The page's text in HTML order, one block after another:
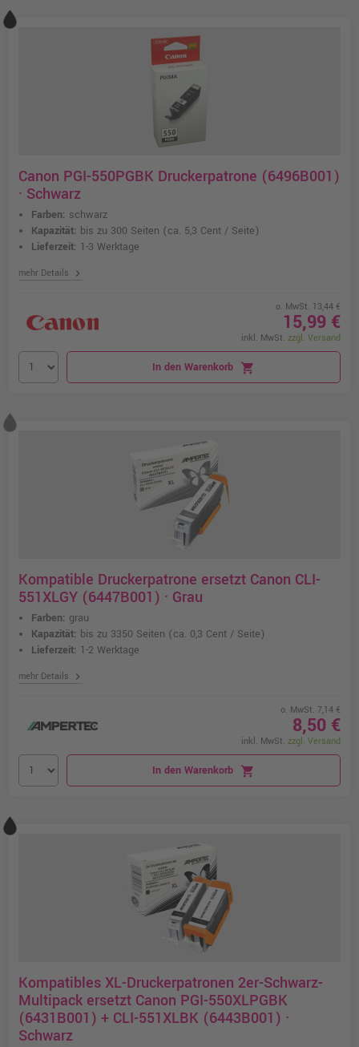
Canon PGI-550PGBK Druckerpatrone (6496B001)
· Schwarz
Farben: schwarz
Kapazität: bis zu 300 Seiten (ca. 5,3 Cent / Seite)
Lieferzeit: 1-3 Werktage
mehr Details chevron_right
o. MwSt. 13,44 €
15,99 €
inkl. MwSt. zzgl. Versand
In den Warenkorb shopping_cart
Kompatible Druckerpatrone ersetzt Canon CLI-
551XLGY (6447B001) · Grau
Farben: grau
Kapazität: bis zu 3350 Seiten (ca. 0,3 Cent / Seite)
Lieferzeit: 1-2 Werktage
mehr Details chevron_right
o. MwSt. 7,14 €
8,50 €
inkl. MwSt. zzgl. Versand
In den Warenkorb shopping_cart
Kompatibles XL-Druckerpatronen 2er-Schwarz-
Multipack ersetzt Canon PGI-550XLPGBK
(6431B001) + CLI-551XLBK (6443B001) ·
Schwarz